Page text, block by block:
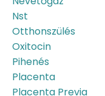
Nst
Otthonszülés
Oxitocin
Pihenés
Placenta
Placenta Previa